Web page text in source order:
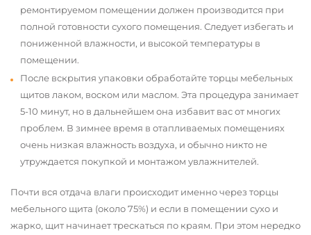
ремонтируемом помещении должен производится при
полной готовности сухого помещения. Следует избегать и
пониженной влажности, и высокой температуры в
помещении.
После вскрытия упаковки обработайте торцы мебельных
щитов лаком, воском или маслом. Эта процедура занимает
5-10 минут, но в дальнейшем она избавит вас от многих
проблем. В зимнее время в отапливаемых помещениях
очень низкая влажность воздуха, и обычно никто не
утруждается покупкой и монтажом увлажнителей.
Почти вся отдача влаги происходит именно через торцы
мебельного щита (около 75%) и если в помещении сухо и
жарко, щит начинает трескаться по краям. При этом нередко